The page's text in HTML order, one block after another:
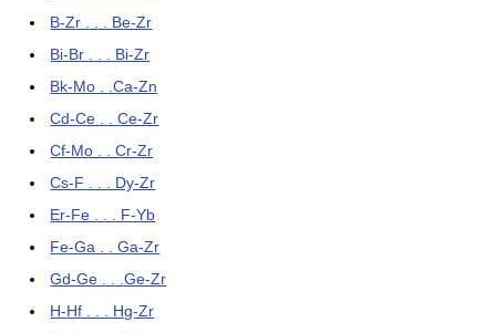
B-Zr . . . Be-Zr
Bi-Br . . . Bi-Zr
Bk-Mo . .Ca-Zn
Cd-Ce . . Ce-Zr
Cf-Mo . . Cr-Zr
Cs-F . . . Dy-Zr
Er-Fe . . . F-Yb
Fe-Ga . . Ga-Zr
Gd-Ge . . .Ge-Zr
H-Hf . . . Hg-Zr